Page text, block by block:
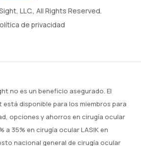
LLC., All Rights Reserved.
de privacidad
no es un beneficio asegurado. El
está disponible para los miembros para
opciones y ahorros en cirugía ocular
a 35% en cirugía ocular LASIK en
nacional general de cirugía ocular